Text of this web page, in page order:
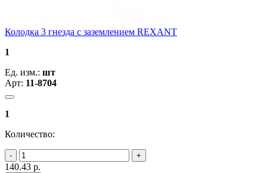
Колодка 3 гнезда с заземлением REXANT
1
Ед. изм.: шт
Арт: 11-8704
1
Количество:
140.43 р.